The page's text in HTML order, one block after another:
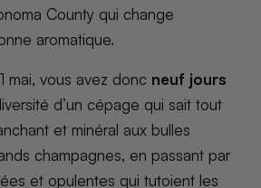
County qui change
aromatique.
mai, vous avez donc neuf jours
d’un cépage qui sait tout
et minéral aux bulles
champagnes, en passant par
et opulentes qui tutoient les